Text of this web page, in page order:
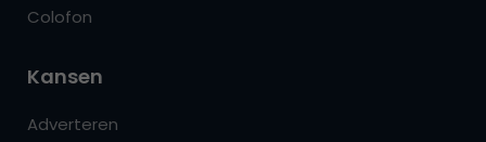
Colofon
Kansen
Adverteren